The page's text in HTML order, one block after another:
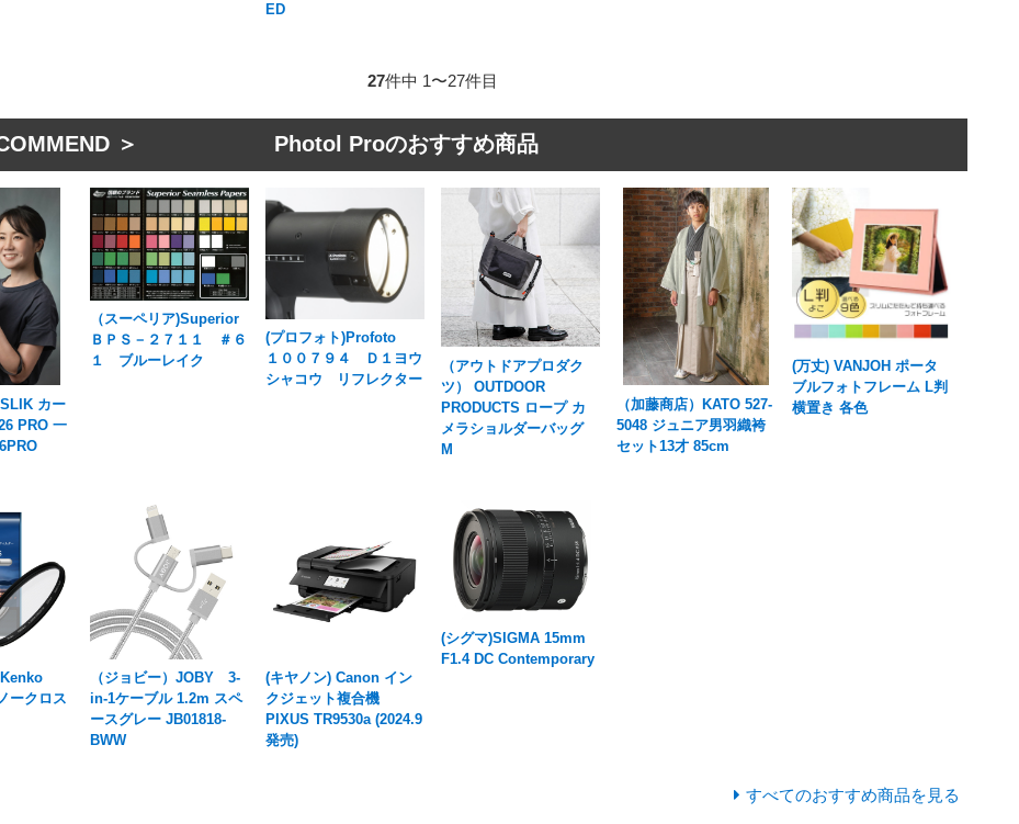
ED
27件中 1〜27件目
＞ Photol Proのおすすめ商品
SLIK カー
PRO 一
（スーペリア)Superior
ＢＰＳ－２７１１ ＃６
１ ブルーレイク
(プロフォト)Profoto
１００７９４ Ｄ１ヨウ
シャコウ リフレクター
（アウトドアプロダク
ツ） OUTDOOR
PRODUCTS ロープ カ
メラショルダーバッグ
M
（加藤商店）KATO 527-
5048 ジュニア男羽織袴
セット13才 85cm
(万丈) VANJOH ポータ
ブルフォトフレーム L判
横置き 各色
Kenko
ークロス
（ジョビー）JOBY 3-
in-1ケーブル 1.2m スペ
ースグレー JB01818-
BWW
(キヤノン) Canon イン
クジェット複合機
PIXUS TR9530a (2024.9
発売)
(シグマ)SIGMA 15mm
F1.4 DC Contemporary
すべてのおすすめ商品を見る